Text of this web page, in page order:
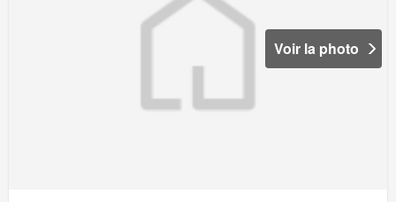
Voir la photo